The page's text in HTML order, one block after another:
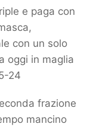
e paga con
con un solo
oggi in maglia
24
frazione
mancino